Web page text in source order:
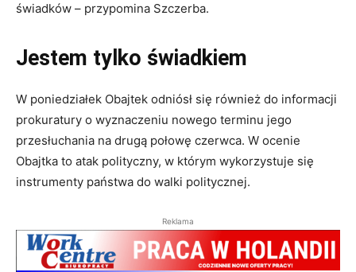
świadków – przypomina Szczerba.
Jestem tylko świadkiem
W poniedziałek Obajtek odniósł się również do informacji
prokuratury o wyznaczeniu nowego terminu jego
przesłuchania na drugą połowę czerwca. W ocenie
Obajtka to atak polityczny, w którym wykorzystuje się
instrumenty państwa do walki politycznej.
Reklama